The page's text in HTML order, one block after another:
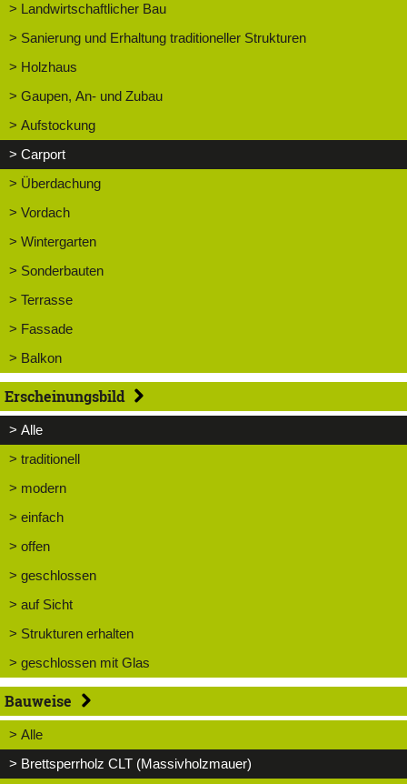
> Landwirtschaftlicher Bau
> Sanierung und Erhaltung traditioneller Strukturen
> Holzhaus
> Gaupen, An- und Zubau
> Aufstockung
> Carport
> Überdachung
> Vordach
> Wintergarten
> Sonderbauten
> Terrasse
> Fassade
> Balkon
Erscheinungsbild
> Alle
> traditionell
> modern
> einfach
> offen
> geschlossen
> auf Sicht
> Strukturen erhalten
> geschlossen mit Glas
Bauweise
> Alle
> Brettsperrholz CLT (Massivholzmauer)